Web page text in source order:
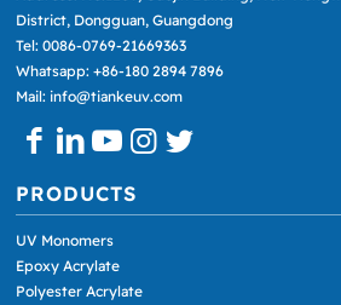
District, Dongguan, Guangdong
Tel: 0086-0769-21669363
Whatsapp: +86-180 2894 7896
Mail: info@tiankeuv.com
PRODUCTS
UV Monomers
Epoxy Acrylate
Polyester Acrylate